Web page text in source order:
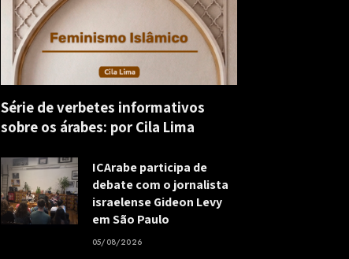
Série de verbetes informativos
sobre os árabes: por Cila Lima
ICArabe participa de
debate com o jornalista
israelense Gideon Levy
em São Paulo
05/08/2026